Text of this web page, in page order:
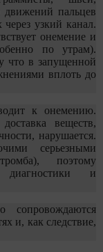
движений пальцев
узкий канал.
онемение и
по утрам).
что в запущенной
вплоть до
к онемению.
веществ,
нарушается.
серьезными
поэтому
диагностики и
сопровождаются
и, как следствие,